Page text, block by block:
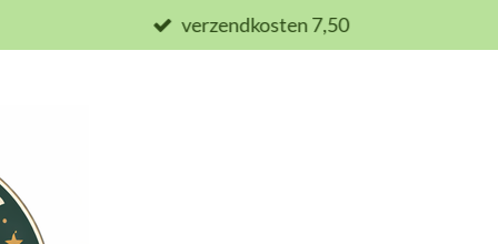
verzendkosten 7,50